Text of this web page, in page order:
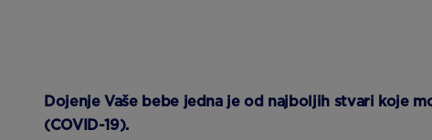
Dojenje Vaše bebe jedna je od najboljih stvari koje
(COVID-19).